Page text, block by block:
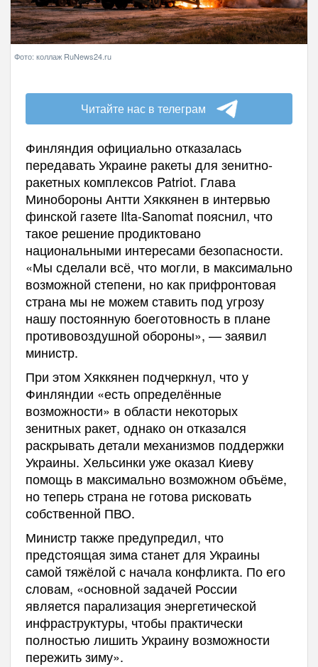
Фото: коллаж RuNews24.ru
Читайте нас в телеграм
Финляндия официально отказалась
передавать Украине ракеты для зенитно-
ракетных комплексов Patriot. Глава
Минобороны Антти Хяккянен в интервью
финской газете Ilta-Sanomat пояснил, что
такое решение продиктовано
национальными интересами безопасности.
«Мы сделали всё, что могли, в максимально
возможной степени, но как прифронтовая
страна мы не можем ставить под угрозу
нашу постоянную боеготовность в плане
противовоздушной обороны», — заявил
министр.
При этом Хяккянен подчеркнул, что у
Финляндии «есть определённые
возможности» в области некоторых
зенитных ракет, однако он отказался
раскрывать детали механизмов поддержки
Украины. Хельсинки уже оказал Киеву
помощь в максимально возможном объёме,
но теперь страна не готова рисковать
собственной ПВО.
Министр также предупредил, что
предстоящая зима станет для Украины
самой тяжёлой с начала конфликта. По его
словам, «основной задачей России
является парализация энергетической
инфраструктуры, чтобы практически
полностью лишить Украину возможности
пережить зиму».